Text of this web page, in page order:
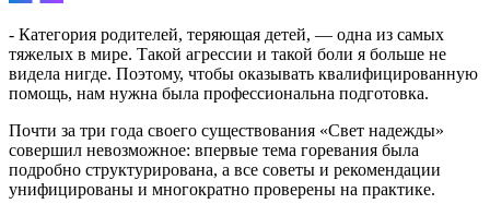
- Категория родителей, теряющая детей, — одна из самых
тяжелых в мире. Такой агрессии и такой боли я больше не
видела нигде. Поэтому, чтобы оказывать квалифицированную
помощь, нам нужна была профессиональна подготовка.
Почти за три года своего существования «Свет надежды»
совершил невозможное: впервые тема горевания была
подробно структурирована, а все советы и рекомендации
унифицированы и многократно проверены на практике.